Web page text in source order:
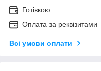
Готівкою
Оплата за реквізитами
Всі умови оплати